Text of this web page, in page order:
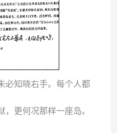
必知晓右手。每个人都
，更何况那样一座岛。